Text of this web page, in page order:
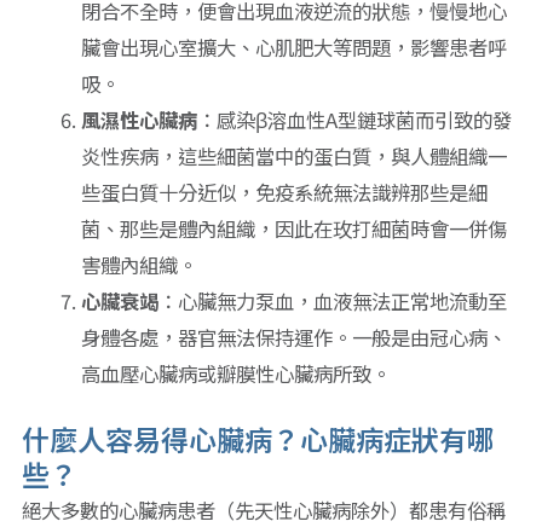
閉合不全時，便會出現血液逆流的狀態，慢慢地心
臟會出現心室擴大、心肌肥大等問題，影響患者呼
吸。
風濕性心臟病 ：感染β溶血性A型鏈球菌而引致的發
炎性疾病，這些細菌當中的蛋白質，與人體組織一
些蛋白質十分近似，免疫系統無法識辨那些是細
菌、那些是體內組織，因此在玫打細菌時會一併傷
害體內組織。
心臟衰竭 ：心臟無力泵血，血液無法正常地流動至
身體各處，器官無法保持運作。一般是由冠心病、
高血壓心臟病或瓣膜性心臟病所致。
什麼人容易得心臟病？心臟病症狀有哪
些？
絕大多數的心臟病患者（先天性心臟病除外）都患有俗稱